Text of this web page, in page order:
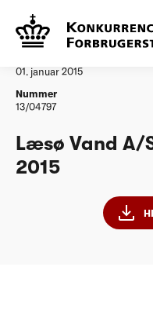
Vandtilsyn
01. januar 2015
Nummer
13/04797
Læsø Vand A/
2015